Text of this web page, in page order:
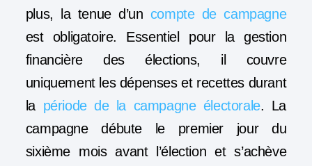
plus, la tenue d’un compte de campagne
est obligatoire. Essentiel pour la gestion
financière des élections, il couvre
uniquement les dépenses et recettes durant
la période de la campagne électorale. La
campagne débute le premier jour du
sixième mois avant l’élection et s’achève